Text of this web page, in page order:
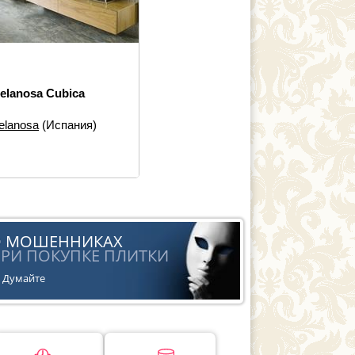
Cubica
33.3×100(Испания)
МОШЕННИКАХ
ПОКУПКЕ ПЛИТКИ
Думайте